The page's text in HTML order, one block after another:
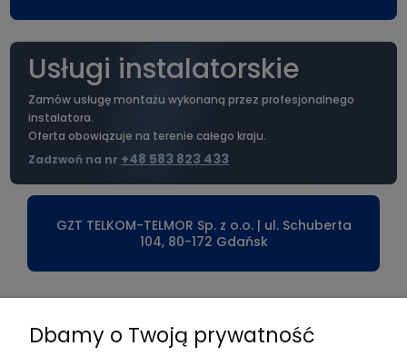
Usługi instalatorskie
Zamów usługę montażu wykonaną przez profesjonalnego
instalatora.
Oferta obowiązuje na terenie całego kraju.
Zadzwoń na nr +48 583 823 433
GZT TELKOM-TELMOR Sp. z o.o. | ul. Schuberta
104, 80-172 Gdańsk
Płatności i dostawa
Dbamy o Twoją prywatność